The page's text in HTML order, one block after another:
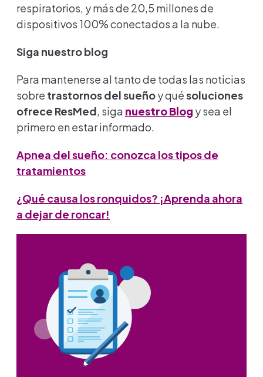
respiratorios, y más de 20,5 millones de
dispositivos 100% conectados a la nube.
Siga nuestro blog
Para mantenerse al tanto de todas las noticias
sobre trastornos del sueñoy quésoluciones
ofrece ResMed, siga nuestro Blog y sea el
primero en estar informado.
Apnea del sueño: conozca los tipos de
tratamientos
¿Qué causa los ronquidos? ¡Aprenda ahora
a dejar de roncar!